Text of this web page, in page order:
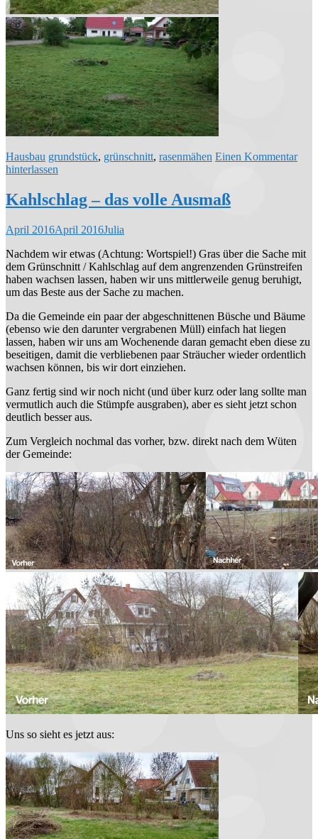
Hausbau grundstück, grünschnitt, rasenmähen Einen Kommentar
hinterlassen
Kahlschlag – das volle Ausmaß
April 2016April 2016Julia
Nachdem wir etwas (Achtung: Wortspiel!) Gras über die Sache mit
dem Grünschnitt / Kahlschlag auf dem angrenzenden Grünstreifen
haben wachsen lassen, haben wir uns mittlerweile genug beruhigt,
um das Beste aus der Sache zu machen.
Da die Gemeinde ein paar der abgeschnittenen Büsche und Bäume
(ebenso wie den darunter vergrabenen Müll) einfach hat liegen
lassen, haben wir uns am Wochenende daran gemacht eben diese zu
beseitigen, damit die verbliebenen paar Sträucher wieder ordentlich
wachsen können, bis wir dort einziehen.
Ganz fertig sind wir noch nicht (und über kurz oder lang sollte man
vermutlich auch die Stümpfe ausgraben), aber es sieht jetzt schon
deutlich besser aus.
Zum Vergleich nochmal das vorher, bzw. direkt nach dem Wüten
der Gemeinde:
Uns so sieht es jetzt aus: